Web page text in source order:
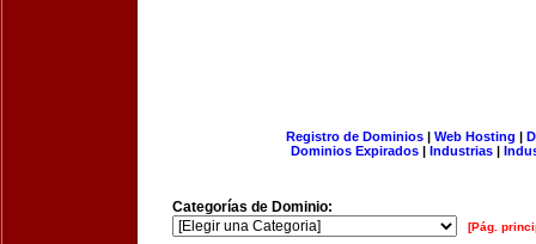
Registro de Dominios| Web Hosting |
Dominios Expirados | Industrias |
Categorías de Dominio:
[Pág.